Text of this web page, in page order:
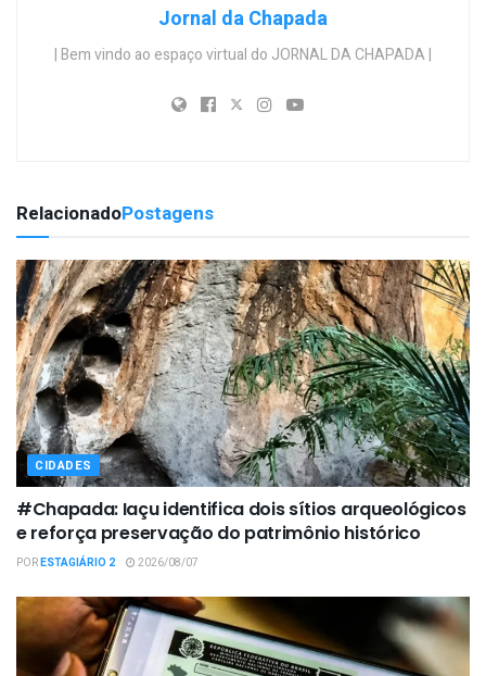
Jornal da Chapada
| Bem vindo ao espaço virtual do JORNAL DA CHAPADA |
RelacionadoPostagens
CIDADES
#Chapada: Iaçu identifica dois sítios arqueológicos
e reforça preservação do patrimônio histórico
PORESTAGIÁRIO 2 2026/08/07